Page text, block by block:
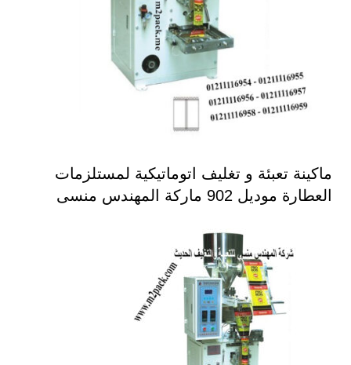
ماكينة تعبئة و تغليف اتوماتيكية لمستلزمات
العطارة موديل 902 ماركة المهندس منسى